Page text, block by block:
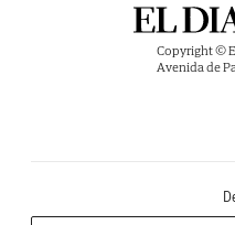
Copyright ©
Avenida de